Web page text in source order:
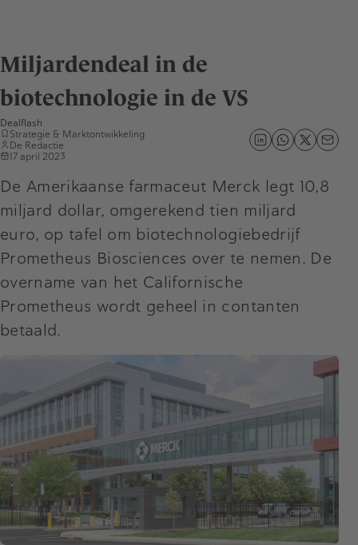
Miljardendeal in de
biotechnologie in de VS
Dealflash
Strategie & Marktontwikkeling
De Redactie
17 april 2023
De Amerikaanse farmaceut Merck legt 10,8
miljard dollar, omgerekend tien miljard
euro, op tafel om biotechnologiebedrijf
Prometheus Biosciences over te nemen. De
overname van het Californische
Prometheus wordt geheel in contanten
betaald.